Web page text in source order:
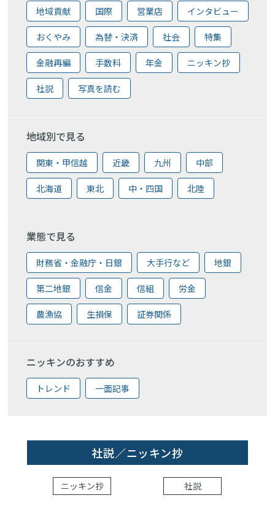
地域貢献 国際 営業店 インタビュー
おくやみ 為替・決済 社会 特集
金融再編 手数料 年金 ニッキン抄
社説 写真を読む
地域別で見る
関東・甲信越 近畿 九州 中部
北海道 東北 中・四国 北陸
業態で見る
財務省・金融庁・日銀 大手行など 地銀
第二地銀 信金 信組 労金
農漁協 生損保 証券関係
ニッキンのおすすめ
トレンド 一面記事
社説／ニッキン抄
ニッキン抄 社説